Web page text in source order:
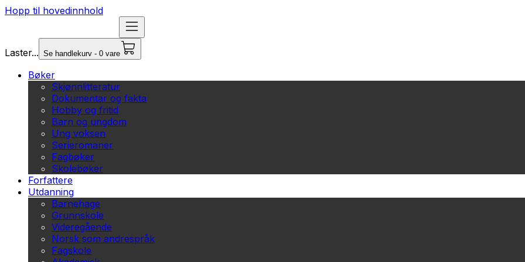
Hopp til hovedinnhold
Laster... Se handlekurv - 0 vare
Bøker
Skjønnlitteratur
Dokumentar og fakta
Hobby og fritid
Barn og ungdom
Ung voksen
Serieromaner
Fagbøker
Skolebøker
Forfattere
Utdanning
Barnehage
Grunnskole
Videregående
Norsk som andrespråk
Fagskole